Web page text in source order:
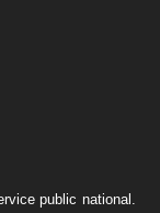
public national.